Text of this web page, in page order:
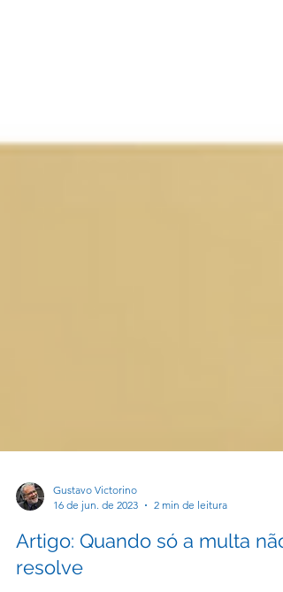
Gustavo Victorino
16 de jun. de 2023